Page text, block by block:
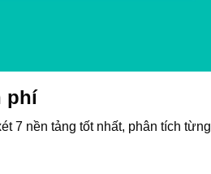
phí
7 nền tảng tốt nhất, phân tích từng